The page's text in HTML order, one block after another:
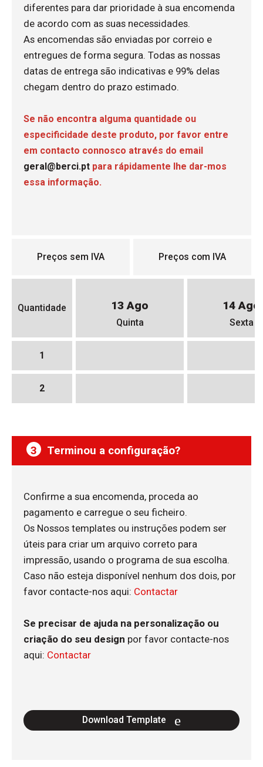
diferentes para dar prioridade à sua encomenda
de acordo com as suas necessidades.
As encomendas são enviadas por correio e
entregues de forma segura. Todas as nossas
datas de entrega são indicativas e 99% delas
chegam dentro do prazo estimado.
Se não encontra alguma quantidade ou
especificidade deste produto, por favor entre
em contacto connosco através do email
geral@berci.pt para rápidamente lhe dar-mos
essa informação.
Preços sem IVA Preços com IVA
Quantidade 13 Ago
Quinta
14 Ago
Sexta
1
2
3 Terminou a configuração?
Confirme a sua encomenda, proceda ao
pagamento e carregue o seu ficheiro.
Os Nossos templates ou instruções podem ser
úteis para criar um arquivo correto para
impressão, usando o programa de sua escolha.
Caso não esteja disponível nenhum dos dois, por
favor contacte-nos aqui: Contactar
Se precisar de ajuda na personalização ou
criação do seu design por favor contacte-nos
aqui: Contactar
Download Template